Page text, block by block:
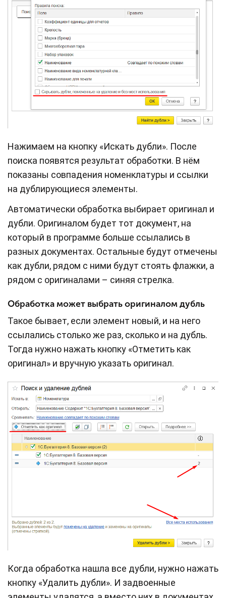
Нажимаем на кнопку «Искать дубли». После
поиска появятся результат обработки. В нём
показаны совпадения номенклатуры и ссылки
на дублирующиеся элементы.
Автоматически обработка выбирает оригинал и
дубли. Оригиналом будет тот документ, на
который в программе больше ссылались в
разных документах. Остальные будут отмечены
как дубли, рядом с ними будут стоять флажки, а
рядом с оригиналами – синяя стрелка.
Обработка может выбрать оригиналом дубль
Такое бывает, если элемент новый, и на него
ссылались столько же раз, сколько и на дубль.
Тогда нужно нажать кнопку «Отметить как
оригинал» и вручную указать оригинал.
Когда обработка нашла все дубли, нужно нажать
кнопку «Удалить дубли». И задвоенные